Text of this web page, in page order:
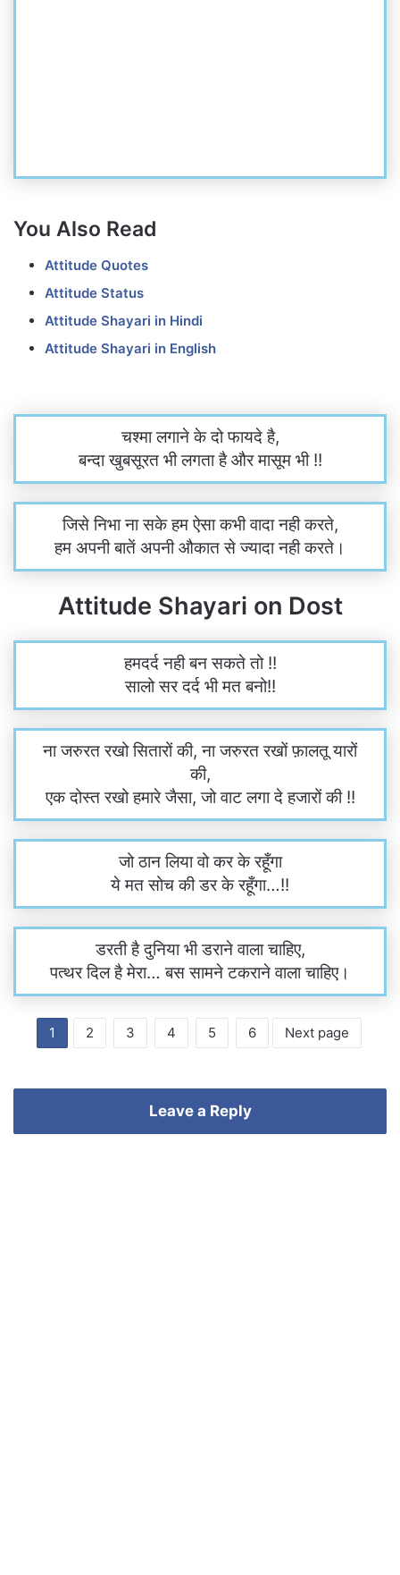
You Also Read
Attitude Quotes
Attitude Status
Attitude Shayari in Hindi
Attitude Shayari in English
चश्मा लगाने के दो फायदे है,
बन्दा खुबसूरत भी लगता है और मासूम भी !!
जिसे निभा ना सके हम ऐसा कभी वादा नही करते,
हम अपनी बातें अपनी औकात से ज्यादा नही करते।
Attitude Shayari on Dost
हमदर्द नही बन सकते तो !!
सालो सर दर्द भी मत बनो!!
ना जरुरत रखो सितारों की, ना जरुरत रखों फ़ालतू यारों
की,
एक दोस्त रखो हमारे जैसा, जो वाट लगा दे हजारों की !!
जो ठान लिया वो कर के रहूँगा
ये मत सोच की डर के रहूँगा…!!
डरती है दुनिया भी डराने वाला चाहिए,
पत्थर दिल है मेरा… बस सामने टकराने वाला चाहिए।
1 2 3 4 5 6 Next page
Leave a Reply